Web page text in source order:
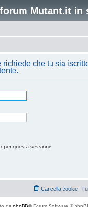
Mutant.it in
richiede che tu sia
per questa sessione
Cancella cookie
da phpBB® Forum Software ©